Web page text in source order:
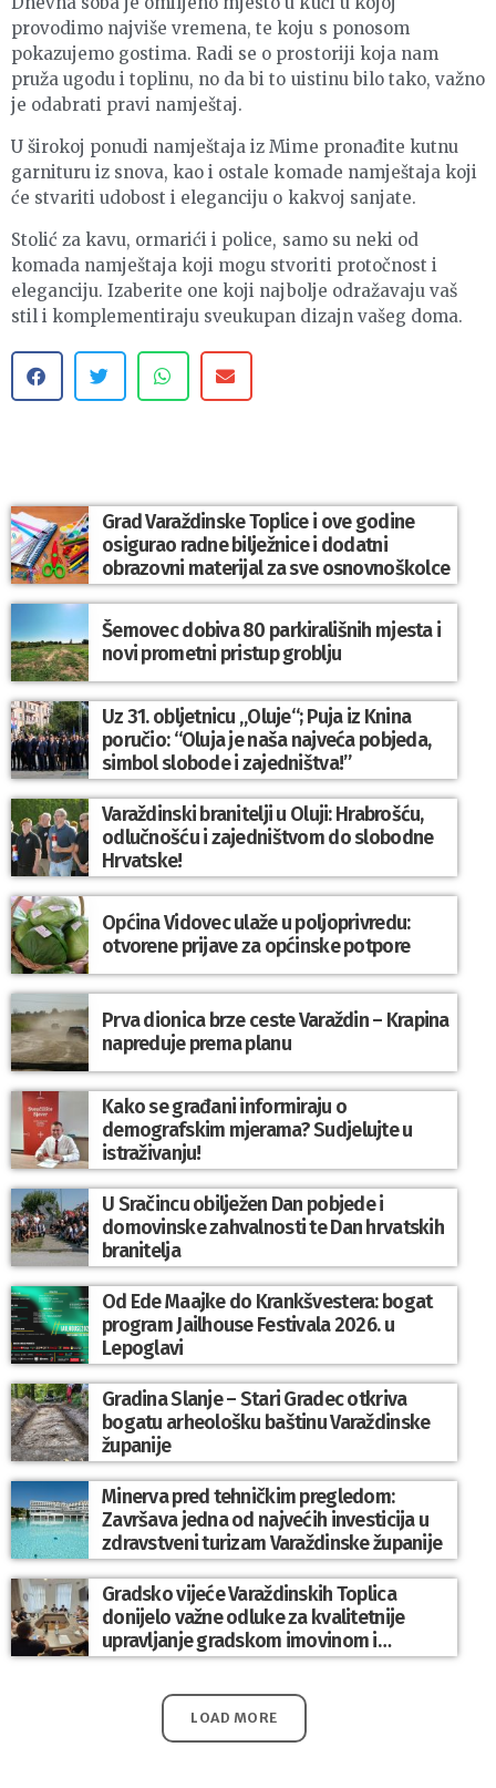
provodimo najviše vremena, te koju s ponosom
pokazujemo gostima. Radi se o prostoriji koja nam
pruža ugodu i toplinu, no da bi to uistinu bilo tako, važno
je odabrati pravi namještaj.
U širokoj ponudi namještaja iz Mime pronađite kutnu
garnituru iz snova, kao i ostale komade namještaja koji
će stvariti udobost i eleganciju o kakvoj sanjate.
Stolić za kavu, ormarići i police, samo su neki od
komada namještaja koji mogu stvoriti protočnost i
eleganciju. Izaberite one koji najbolje odražavaju vaš
stil i komplementiraju sveukupan dizajn vašeg doma.
Grad Varaždinske Toplice i ove godine
osigurao radne bilježnice i dodatni
obrazovni materijal za sve osnovnoškolce
Šemovec dobiva 80 parkirališnih mjesta i
novi prometni pristup groblju
Uz 31. obljetnicu „Oluje“; Puja iz Knina
poručio: “Oluja je naša najveća pobjeda,
simbol slobode i zajedništva!”
Varaždinski branitelji u Oluji: Hrabrošću,
odlučnošću i zajedništvom do slobodne
Hrvatske!
Općina Vidovec ulaže u poljoprivredu:
otvorene prijave za općinske potpore
Prva dionica brze ceste Varaždin – Krapina
napreduje prema planu
Kako se građani informiraju o
demografskim mjerama? Sudjelujte u
istraživanju!
U Sračincu obilježen Dan pobjede i
domovinske zahvalnosti te Dan hrvatskih
branitelja
Od Ede Maajke do Krankšvestera: bogat
program Jailhouse Festivala 2026. u
Lepoglavi
Gradina Slanje – Stari Gradec otkriva
bogatu arheološku baštinu Varaždinske
županije
Minerva pred tehničkim pregledom:
Završava jedna od najvećih investicija u
zdravstveni turizam Varaždinske županije
Gradsko vijeće Varaždinskih Toplica
donijelo važne odluke za kvalitetnije
upravljanje gradskom imovinom i
komunalnim sustavom
LOAD MORE